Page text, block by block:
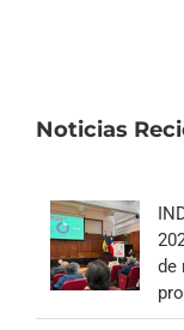
Noticias
de